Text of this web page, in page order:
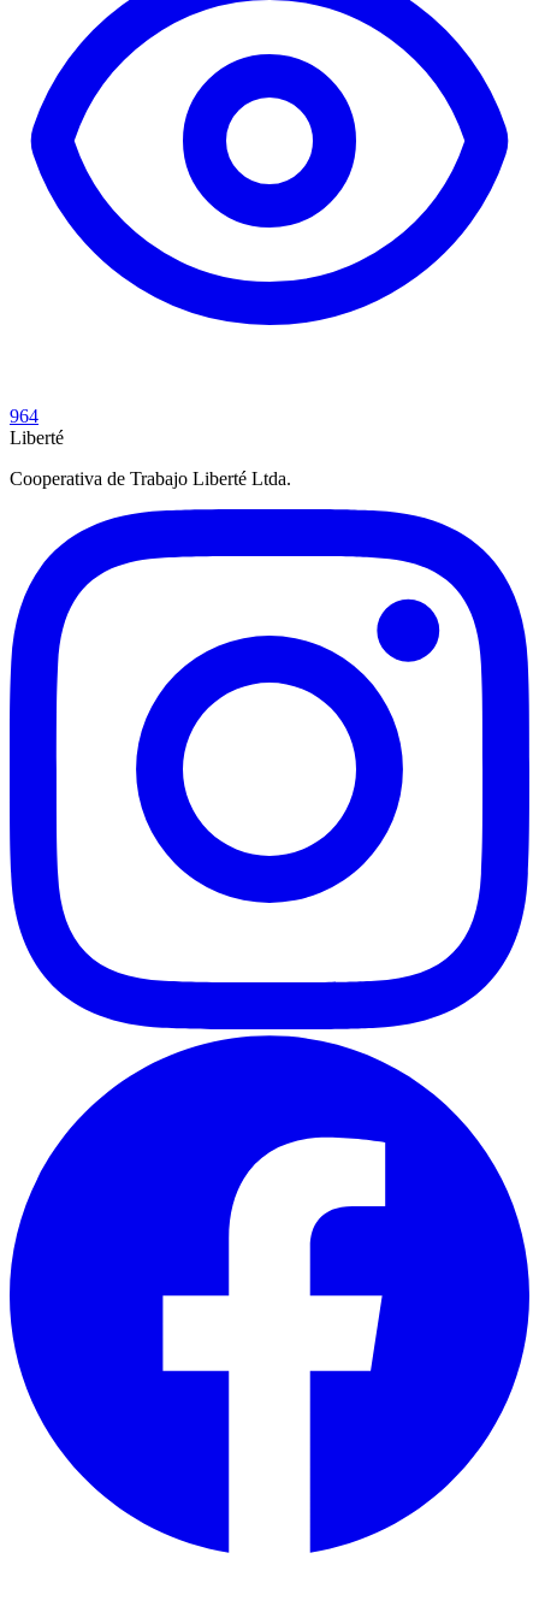
964
Liberté
Cooperativa de Trabajo Liberté Ltda.